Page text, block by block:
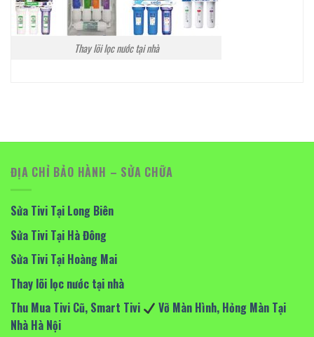
Thay lõi lọc nước tại nhà
ĐỊA CHỈ BẢO HÀNH – SỬA CHỮA
Sửa Tivi Tại Long Biên
Sửa Tivi Tại Hà Đông
Sửa Tivi Tại Hoàng Mai
Thay lõi lọc nước tại nhà
Thu Mua Tivi Cũ, Smart Tivi
Vỡ Màn Hình, Hỏng Màn Tại
Nhà Hà Nội